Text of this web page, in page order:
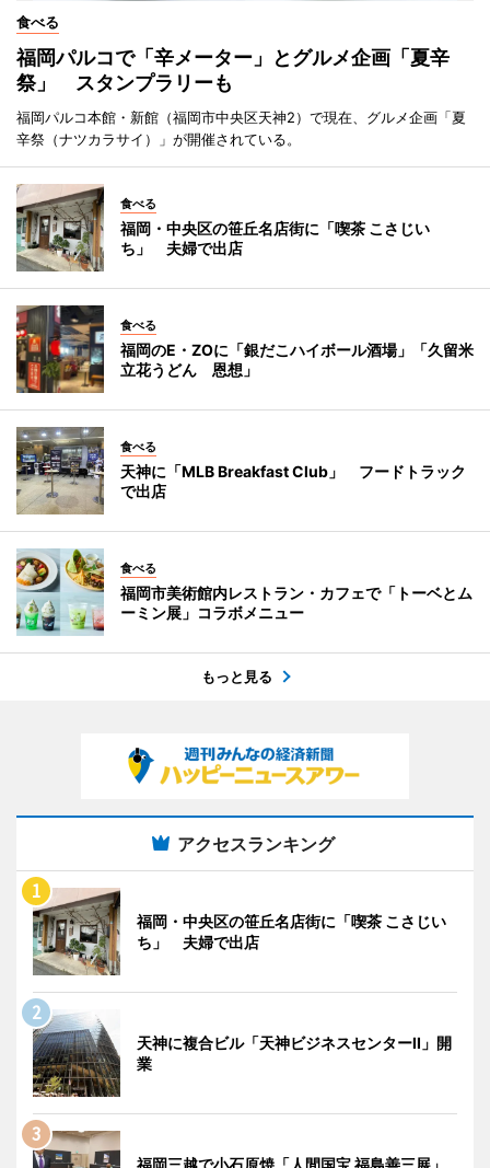
食べる
福岡パルコで「辛メーター」とグルメ企画「夏辛
祭」 スタンプラリーも
福岡パルコ本館・新館（福岡市中央区天神2）で現在、グルメ企画「夏
辛祭（ナツカラサイ）」が開催されている。
食べる
福岡・中央区の笹丘名店街に「喫茶 こさじい
ち」 夫婦で出店
食べる
福岡のE・ZOに「銀だこハイボール酒場」「久留米
立花うどん 恩想」
食べる
天神に「MLB Breakfast Club」 フードトラック
で出店
食べる
福岡市美術館内レストラン・カフェで「トーベとム
ーミン展」コラボメニュー
もっと見る
アクセスランキング
福岡・中央区の笹丘名店街に「喫茶 こさじい
ち」 夫婦で出店
天神に複合ビル「天神ビジネスセンターII」開
業